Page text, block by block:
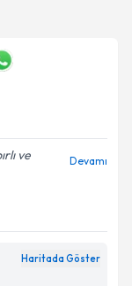
ve
Devamı
Haritada Göster